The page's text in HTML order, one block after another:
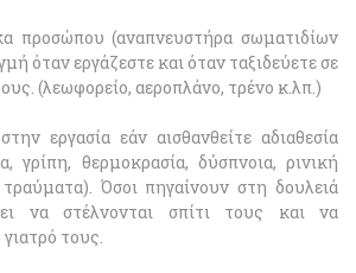
προσώπου (αναπνευστήρα σωματιδίων
όταν εργάζεστε και όταν ταξιδεύετε σε
(λεωφορείο, αεροπλάνο, τρένο κ.λπ.)
εργασία εάν αισθανθείτε αδιαθεσία
γρίπη, θερμοκρασία, δύσπνοια, ρινική
Όσοι πηγαίνουν στη δουλειά
να στέλνονται σπίτι τους και να
τους.